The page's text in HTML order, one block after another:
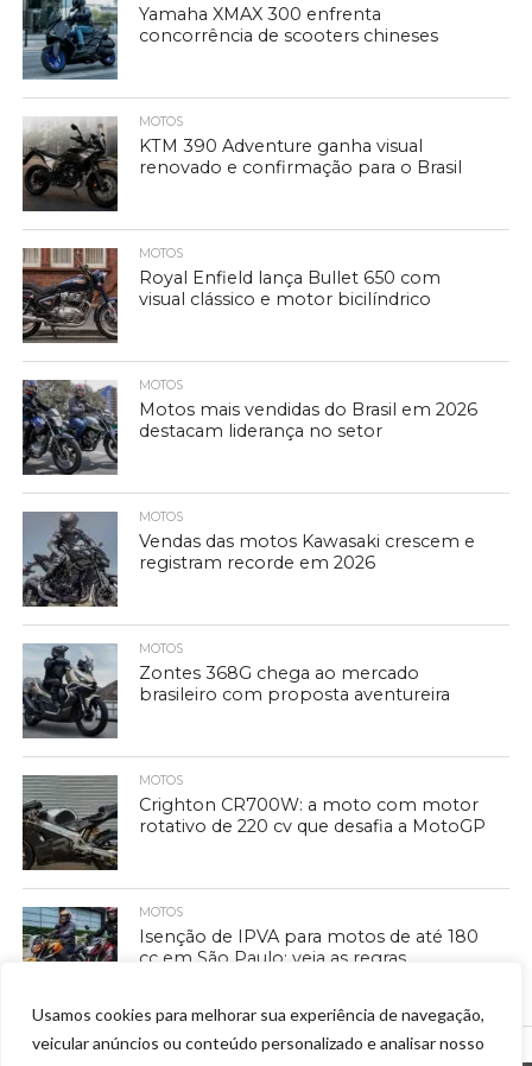
Usamos cookies para melhorar sua experiência de navegação,
veicular anúncios ou conteúdo personalizado e analisar nosso
Yamaha XMAX 300 enfrenta
concorrência de scooters chineses
MOTOS
KTM 390 Adventure ganha visual
renovado e confirmação para o Brasil
MOTOS
Royal Enfield lança Bullet 650 com
visual clássico e motor bicilíndrico
MOTOS
Motos mais vendidas do Brasil em 2026
destacam liderança no setor
MOTOS
Vendas das motos Kawasaki crescem e
registram recorde em 2026
MOTOS
Zontes 368G chega ao mercado
brasileiro com proposta aventureira
MOTOS
Crighton CR700W: a moto com motor
rotativo de 220 cv que desafia a MotoGP
MOTOS
Isenção de IPVA para motos de até 180
cc em São Paulo: veja as regras